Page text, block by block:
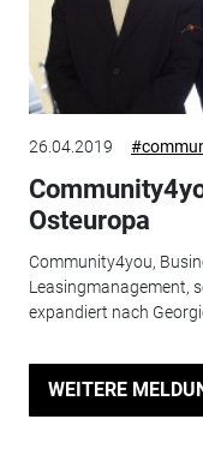
26.04.2019
Osteuropa
Community4you,
Leasingmanagement,
expandiert nach
WEITERE